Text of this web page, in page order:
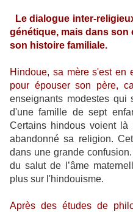
Le dialogue inter-
génétique, mais dans son
son histoire familiale.
Hindoue, sa mère s'est en
pour épouser son père,
enseignants modestes qui
d'une famille de sept
Certains hindous voient
abandonné sa religion.
dans une grande
du salut de l’âme
plus sur l'hindouisme.
Après des études de